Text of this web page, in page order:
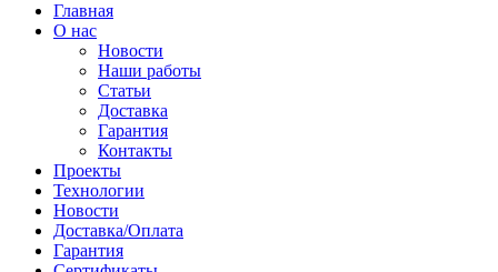
Главная
О нас
Новости
Наши работы
Статьи
Доставка
Гарантия
Контакты
Проекты
Технологии
Новости
Доставка/Оплата
Гарантия